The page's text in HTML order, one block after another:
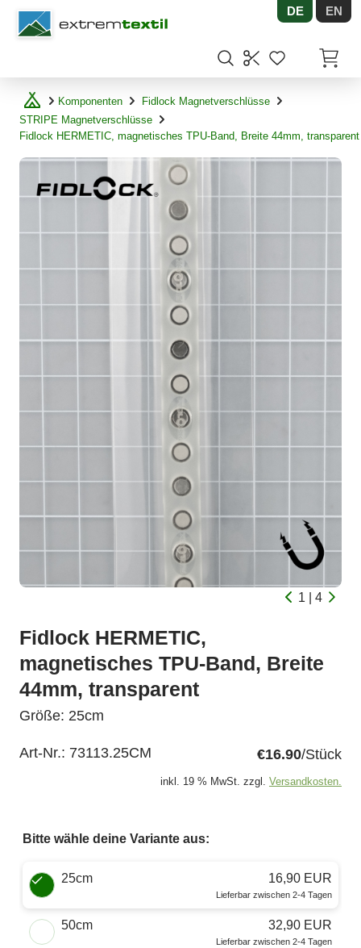
Shopware DE EN
Komponenten
Fidlock Magnetverschlüsse
STRIPE Magnetverschlüsse
Fidlock HERMETIC, magnetisches TPU-Band, Breite 44mm, transparent
1 | 4
Fidlock HERMETIC,
magnetisches TPU-Band, Breite
44mm, transparent
Größe: 25cm
Art-Nr.: 73113.25CM €16.90/Stück
inkl. 19 % MwSt. zzgl. Versandkosten.
Bitte wähle deine Variante aus:
Wähle eine Größe
25cm 16,90 EUR
Lieferbar zwischen 2-4 Tagen
50cm 32,90 EUR
Lieferbar zwischen 2-4 Tagen